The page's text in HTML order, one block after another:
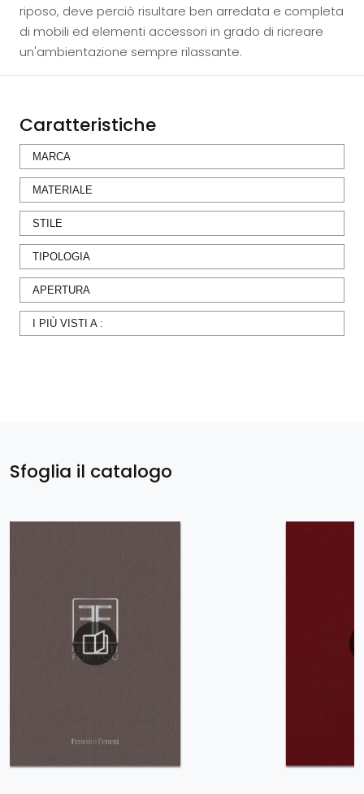
riposo, deve perciò risultare ben arredata e completa
di mobili ed elementi accessori in grado di ricreare
un'ambientazione sempre rilassante.
Caratteristiche
MARCA
MATERIALE
STILE
TIPOLOGIA
APERTURA
I PIÙ VISTI A :
Sfoglia il catalogo